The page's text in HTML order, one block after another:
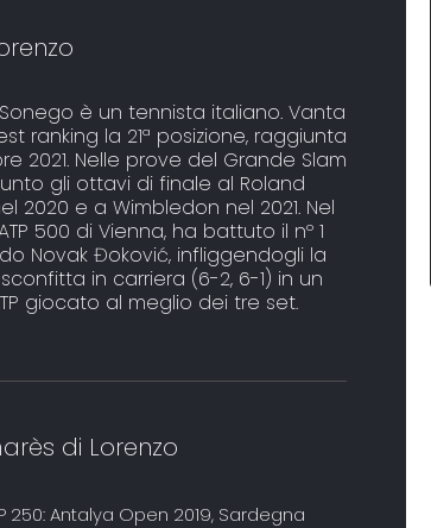
è un tennista italiano. Vanta
ranking la 21ª posizione, raggiunta
2021. Nelle prove del Grande Slam
gli ottavi di finale al Roland
2020 e a Wimbledon nel 2021. Nel
500 di Vienna, ha battuto il nº 1
Novak Đoković, infliggendogli la
in carriera (6-2, 6-1) in un
giocato al meglio dei tre set.
di Lorenzo
250: Antalya Open 2019, Sardegna